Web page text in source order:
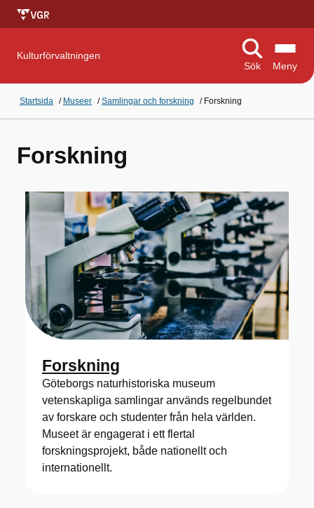
Kulturförvaltningen
Sök
Meny
Startsida / Museer /Samlingar och forskning / Forskning
Forskning
Forskning
Göteborgs naturhistoriska museum
vetenskapliga samlingar används regelbundet
av forskare och studenter från hela världen.
Museet är engagerat i ett flertal
forskningsprojekt, både nationellt och
internationellt.